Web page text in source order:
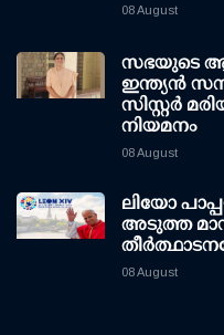
08 August
സഭയുടെ
ഇന്ത്യൻ
സിസ്റ്റർ
നിയമനം
08 August
ലിയോ
അടുത്ത
08 August